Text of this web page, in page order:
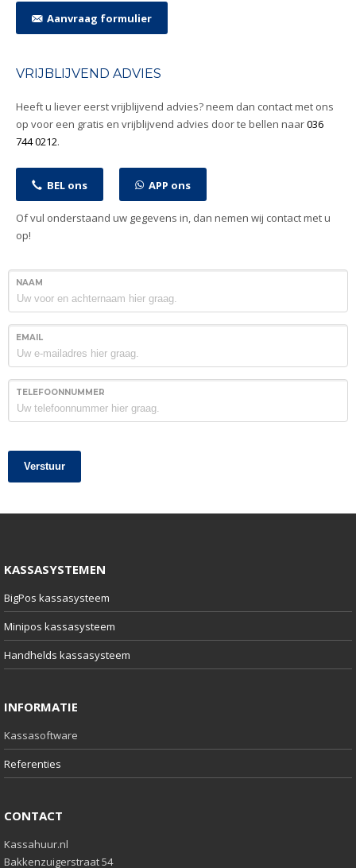
Aanvraag formulier
VRIJBLIJVEND ADVIES
Heeft u liever eerst vrijblijvend advies? neem dan contact met ons
op voor een gratis en vrijblijvend advies door te bellen naar036
744 0212.
BEL ons APP ons
Of vul onderstaand uw gegevens in, dan nemen wij contact met u
op!
NAAM
EMAIL
TELEFOONNUMMER
Verstuur
KASSASYSTEMEN
BigPos kassasysteem
Minipos kassasysteem
Handhelds kassasysteem
INFORMATIE
Kassasoftware
Referenties
CONTACT
Kassahuur.nl
Bakkenzuigerstraat 54